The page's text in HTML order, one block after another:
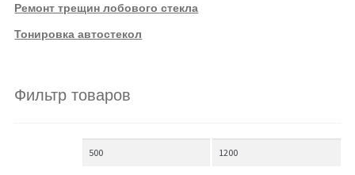
Ремонт трещин лобового стекла
Тонировка автостекол
Фильтр товаров